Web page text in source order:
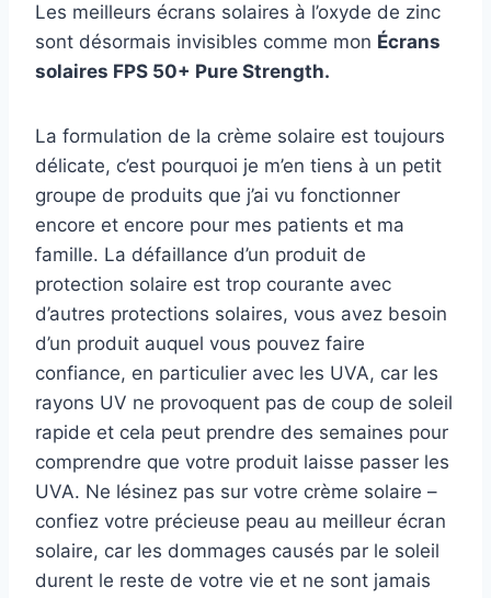
Les meilleurs écrans solaires à l’oxyde de zinc
sont désormais invisibles comme mon Écrans
solaires FPS 50+ Pure Strength.
La formulation de la crème solaire est toujours
délicate, c’est pourquoi je m’en tiens à un petit
groupe de produits que j’ai vu fonctionner
encore et encore pour mes patients et ma
famille. La défaillance d’un produit de
protection solaire est trop courante avec
d’autres protections solaires, vous avez besoin
d’un produit auquel vous pouvez faire
confiance, en particulier avec les UVA, car les
rayons UV ne provoquent pas de coup de soleil
rapide et cela peut prendre des semaines pour
comprendre que votre produit laisse passer les
UVA. Ne lésinez pas sur votre crème solaire –
confiez votre précieuse peau au meilleur écran
solaire, car les dommages causés par le soleil
durent le reste de votre vie et ne sont jamais